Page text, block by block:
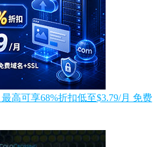
高可享68%折扣低至$3.79/月 免费